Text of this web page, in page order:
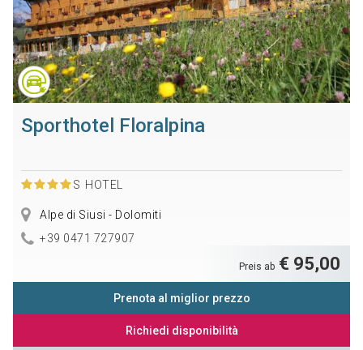
Sporthotel Floralpina
S HOTEL
Alpe di Siusi - Dolomiti
+39 0471 727907
Preis ab € 95,00
Prenota al miglior prezzo
Richiedi disponibilità